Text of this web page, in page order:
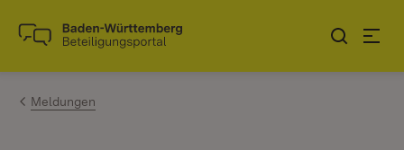
Zum Inhalt springen
Link zur Startseite
Meldungen